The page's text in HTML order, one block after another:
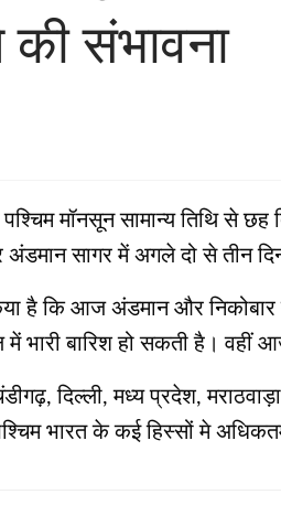
संभावना
पश्चिम मॉनसून सामान्‍य तिथि से
अंडमान सागर में अगले दो से
है कि आज अंडमान और निकोबार
भारी बारिश हो सकती है। वहीं
चंडीगढ़, दिल्‍ली, मध्य प्रदेश,
भारत के कई हिस्‍सों मे